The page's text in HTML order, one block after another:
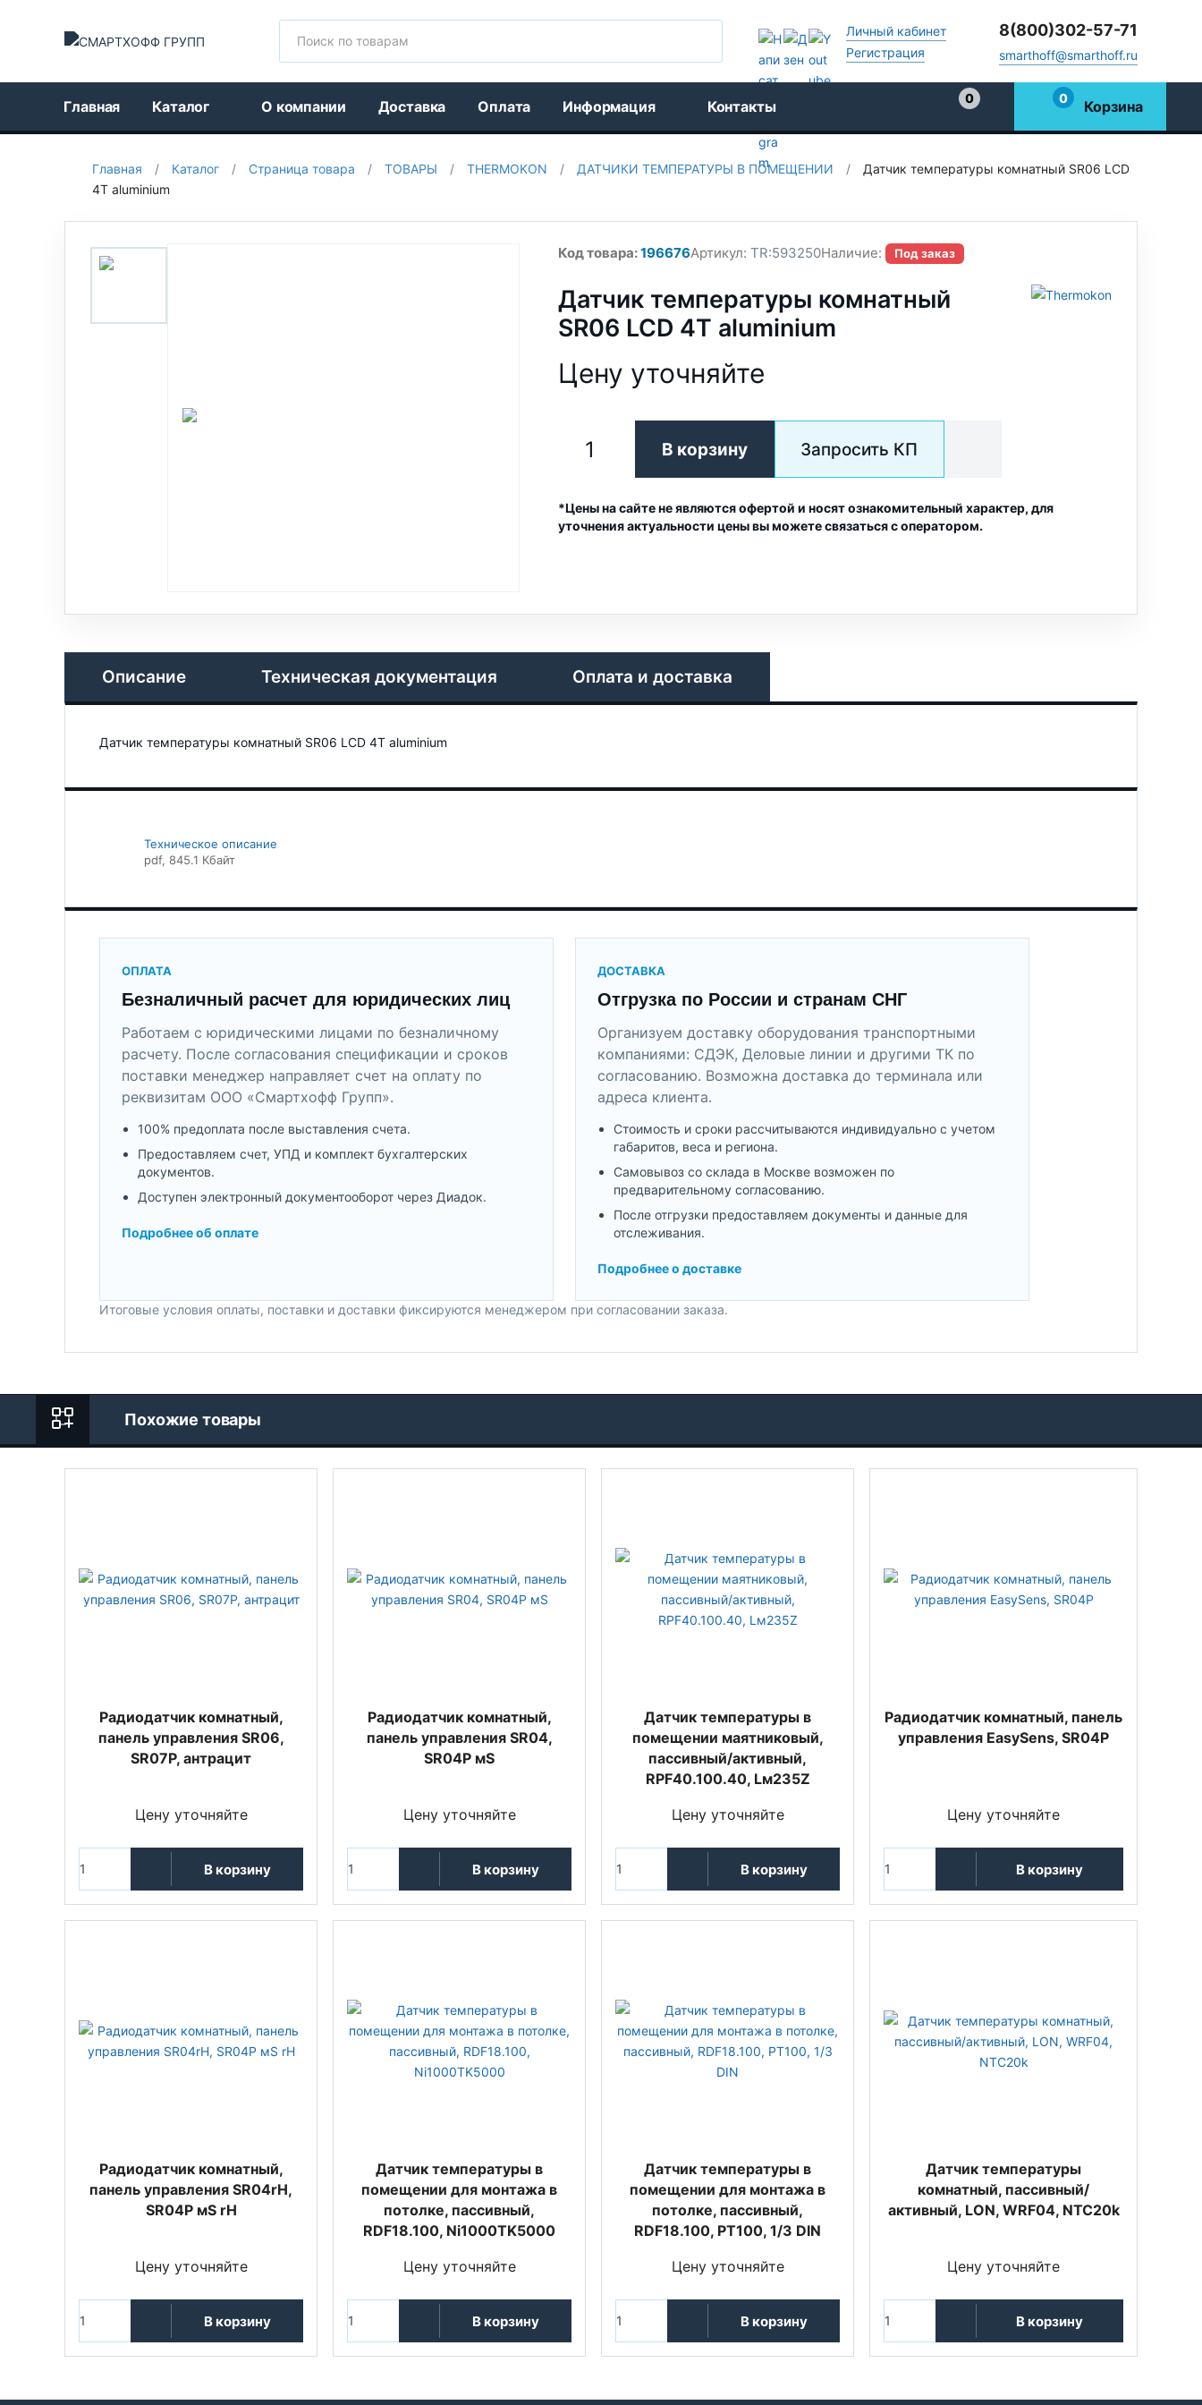
Личный кабинет
Регистрация
8(800)302-57-71
smarthoff@smarthoff.ru
Главная Каталог О компании Доставка Оплата Информация Контакты
0
0 Корзина
Главная / Каталог / Страница товара / ТОВАРЫ / THERMOKON / ДАТЧИКИ ТЕМПЕРАТУРЫ В ПОМЕЩЕНИИ /
Датчик температуры комнатный SR06 LCD
4T aluminium
Код товара:196676Артикул: TR:593250Наличие: Под заказ
Датчик температуры комнатный
SR06 LCD 4T aluminium
Цену уточняйте
В корзину Запросить КП
*Цены на сайте не являются офертой и носят ознакомительный характер, для
уточнения актуальности цены вы можете связаться с оператором.
Описание Техническая документация Оплата и доставка
Датчик температуры комнатный SR06 LCD 4T aluminium
Техническое описание
pdf, 845.1 Кбайт
ОПЛАТА
Безналичный расчет для юридических лиц
Работаем с юридическими лицами по безналичному
расчету. После согласования спецификации и сроков
поставки менеджер направляет счет на оплату по
реквизитам ООО «Смартхофф Групп».
100% предоплата после выставления счета.
Предоставляем счет, УПД и комплект бухгалтерских
документов.
Доступен электронный документооборот через Диадок.
Подробнее об оплате
ДОСТАВКА
Отгрузка по России и странам СНГ
Организуем доставку оборудования транспортными
компаниями: СДЭК, Деловые линии и другими ТК по
согласованию. Возможна доставка до терминала или
адреса клиента.
Стоимость и сроки рассчитываются индивидуально с учетом
габаритов, веса и региона.
Самовывоз со склада в Москве возможен по
предварительному согласованию.
После отгрузки предоставляем документы и данные для
отслеживания.
Подробнее о доставке
Итоговые условия оплаты, поставки и доставки фиксируются менеджером при согласовании заказа.
Похожие товары
Радиодатчик комнатный,
панель управления SR06,
SR07P, антрацит
Цену уточняйте
В корзину
Радиодатчик комнатный,
панель управления SR04,
SR04P мS
Цену уточняйте
В корзину
Датчик температуры в
помещении маятниковый,
пассивный/активный,
RPF40.100.40, Lм235Z
Цену уточняйте
В корзину
Радиодатчик комнатный, панель
управления EasySens, SR04P
Цену уточняйте
В корзину
Радиодатчик комнатный,
панель управления SR04rH,
SR04P мS rH
Цену уточняйте
В корзину
Датчик температуры в
помещении для монтажа в
потолке, пассивный,
RDF18.100, Ni1000TK5000
Цену уточняйте
В корзину
Датчик температуры в
помещении для монтажа в
потолке, пассивный,
RDF18.100, PT100, 1/3 DIN
Цену уточняйте
В корзину
Датчик температуры
комнатный, пассивный/
активный, LON, WRF04, NTC20k
Цену уточняйте
В корзину